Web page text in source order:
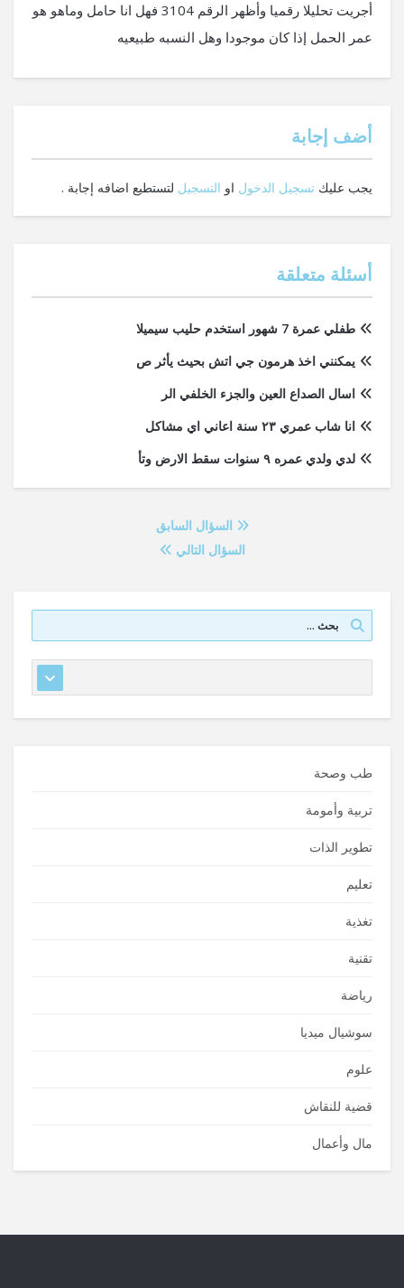
أجريت تحليلا رقميا وأظهر الرقم 3104 فهل انا حامل وماهو هو
عمر الحمل إذا كان موجودا وهل النسبه طبيعيه
‫أضف إجابة
يجب عليك تسجيل الدخول او التسجيل لتستطيع اضافه إجابة .
أسئلة متعلقة
طفلي عمرة 7 شهور استخدم حليب سيميلا
يمكنني اخذ هرمون جي اتش بحيث يأثر ص
اسال الصداع العين والجزء الخلفي الر
انا شاب عمري ٢٣ سنة اعاني اي مشاكل
لدي ولدي عمره ٩ سنوات سقط الارض وتأ
السؤال السابق
السؤال التالي
طب وصحة
تربية وأمومة
تطوير الذات
تعليم
تغذية
تقنية
رياضة
سوشيال ميديا
علوم
قضية للنقاش
مال وأعمال